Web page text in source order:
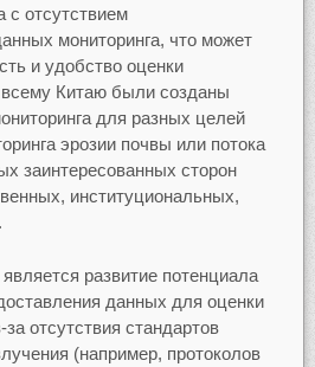
с отсутствием
мониторинга, что может
и удобство оценки
всему Китаю были созданы
для разных целей
эрозии почвы или потока
заинтересованных сторон
институциональных,
развитие потенциала
данных для оценки
отсутствия стандартов
(например, протоколов